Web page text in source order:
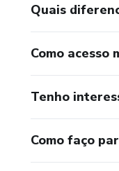
Quais
Como acesso
Tenho
Como faço